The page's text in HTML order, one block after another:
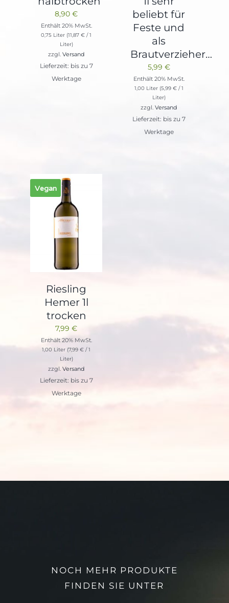
8,90€
Enthält 20% MwSt.
0,75 Liter (11,87€ / 1
Liter)
zzgl.Versand
Lieferzeit: bis zu 7
Werktage
beliebt für
Feste und
als
Brautverzieher…
5,99 €
Enthält 20% MwSt.
1,00 Liter (5,99 €/ 1
Liter)
zzgl.Versand
Lieferzeit: bis zu 7
Werktage
Vegan
Riesling
Hemer 1l
trocken
7,99€
Enthält 20% MwSt.
1,00 Liter (7,99€ / 1
Liter)
zzgl.Versand
Lieferzeit: bis zu 7
Werktage
NOCH MEHR PRODUKTE
FINDEN SIE UNTER